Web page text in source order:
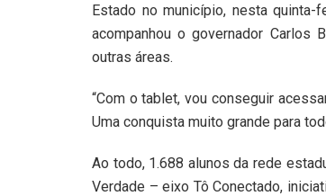
Estado no município, nesta quinta-
acompanhou o governador Carlos
outras áreas.
“Com o tablet, vou conseguir
Uma conquista muito grande para
Ao todo, 1.688 alunos da rede
Verdade – eixo Tô Conectado,